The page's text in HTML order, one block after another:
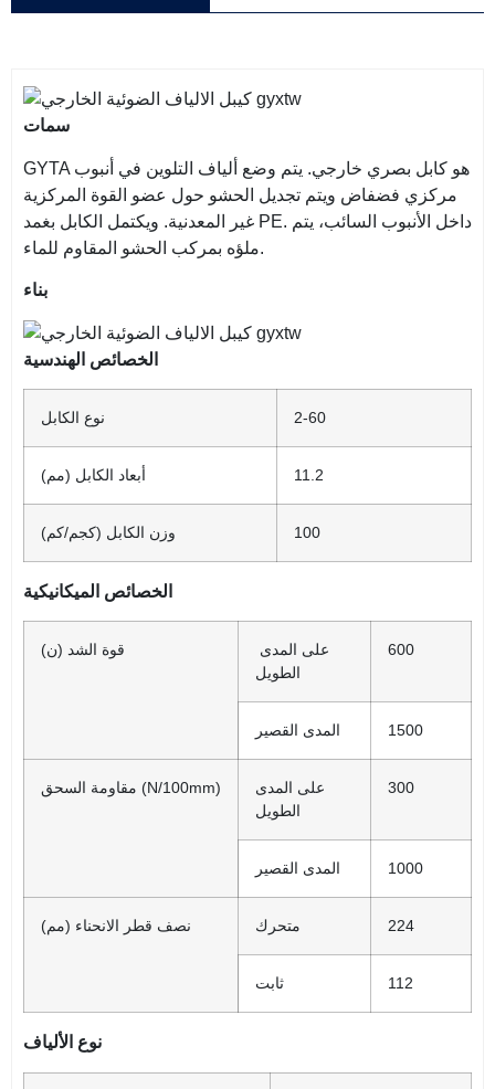
سمات
GYTA هو كابل بصري خارجي. يتم وضع ألياف التلوين في أنبوب
مركزي فضفاض ويتم تجديل الحشو حول عضو القوة المركزية
غير المعدنية. ويكتمل الكابل بغمد PE. داخل الأنبوب السائب، يتم
ملؤه بمركب الحشو المقاوم للماء.
بناء
الخصائص الهندسية
نوع الكابل 2-60
أبعاد الكابل (مم) 11.2
وزن الكابل (كجم/كم) 100
الخصائص الميكانيكية
قوة الشد (ن)
الطويل
600
المدى القصير 1500
مقاومة السحق (N/100mm)
على المدى
الطويل
300
المدى القصير 1000
نصف قطر الانحناء (مم) متحرك 224
ثابت 112
نوع الألياف